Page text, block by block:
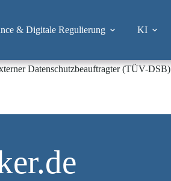
& Digitale Regulierung KI
Datenschutzbeauftragter (TÜV-DSB)